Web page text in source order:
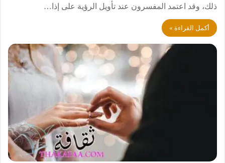
ذلك، وقد اعتمد المفسرون عند تأويل الرؤية على إذا…
أكمل القراءة »